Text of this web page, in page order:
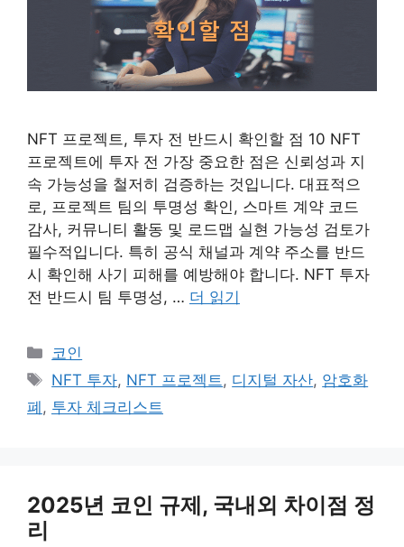
NFT 프로젝트, 투자 전 반드시 확인할 점 10 NFT
프로젝트에 투자 전 가장 중요한 점은 신뢰성과 지
속 가능성을 철저히 검증하는 것입니다. 대표적으
로, 프로젝트 팀의 투명성 확인, 스마트 계약 코드
감사, 커뮤니티 활동 및 로드맵 실현 가능성 검토가
필수적입니다. 특히 공식 채널과 계약 주소를 반드
시 확인해 사기 피해를 예방해야 합니다. NFT 투자
전 반드시 팀 투명성, … 더 읽기
카
테
리
코인
태
그
NFT 투자, NFT 프로젝트, 디지털 자산, 암호화
폐 , 투자 체크리스트
2025년 코인 규제, 국내외 차이점 정
리